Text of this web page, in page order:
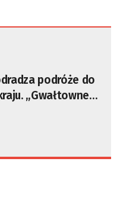
podróże do
„Gwałtowne